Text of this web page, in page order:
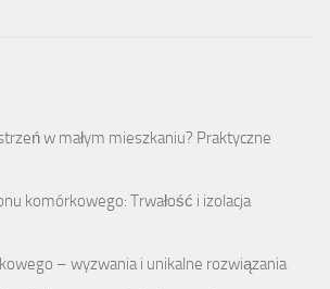
w małym mieszkaniu? Praktyczne
komórkowego: Trwałość i izolacja
– wyzwania i unikalne rozwiązania